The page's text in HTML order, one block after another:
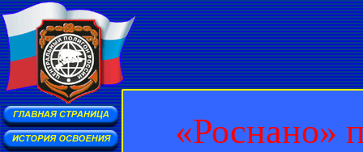
«Роснано»